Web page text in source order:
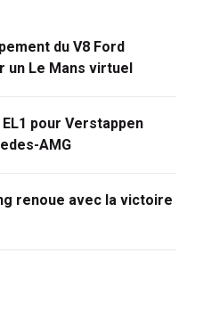
du V8 Ford
un Le Mans virtuel
pour Verstappen
AMG
renoue avec la victoire